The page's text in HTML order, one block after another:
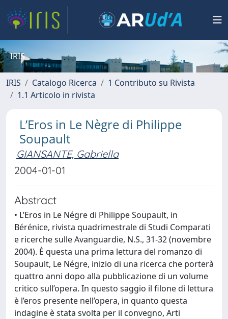
IRIS
IRIS Catalogo Ricerca
1 Contributo su Rivista
1.1 Articolo in rivista
L’Eros in Le Nègre di Philippe
Soupault
GIANSANTE, Gabriella
2004-01-01
Abstract
• L’Eros in Le Négre di Philippe Soupault, in
Bérénice, rivista quadrimestrale di Studi Comparati
e ricerche sulle Avanguardie, N.S., 31-32 (novembre
2004). È questa una prima lettura del romanzo di
Soupault, Le Négre, inizio di una ricerca che porterà
quattro anni dopo alla pubblicazione di un volume
critico sull’opera. In questo saggio il filone di lettura
è l’eros presente nell’opera, in quanto questa
indagine è stata svolta per il convegno, Arti